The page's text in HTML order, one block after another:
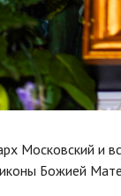
Московский и
Божией